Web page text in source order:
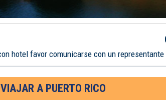
hotel favor comunicarse con un
A PUERTO RICO